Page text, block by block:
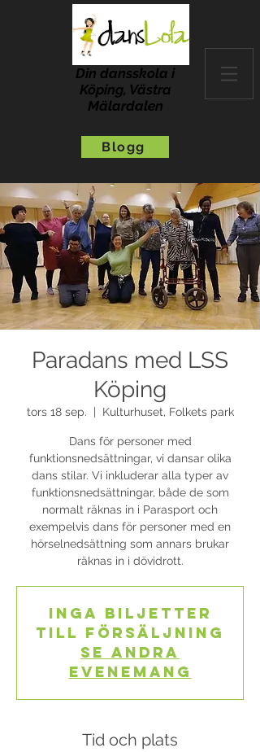
Din dansskola i
Köping, Västra
Mälardalen
Blogg
Paradans med LSS
Köping
tors 18 sep. Kulturhuset, Folkets park
Dans för personer med
funktionsnedsättningar, vi dansar olika
dans stilar. Vi inkluderar alla typer av
funktionsnedsättningar, både de som
normalt räknas in i Parasport och
exempelvis dans för personer med en
hörselnedsättning som annars brukar
räknas in i dövidrott.
Inga biljetter
till försäljning
Se andra
evenemang
Tid och plats